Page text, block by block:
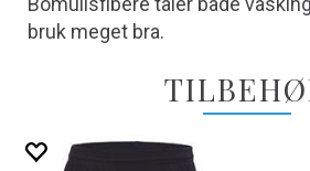
bruk meget bra.